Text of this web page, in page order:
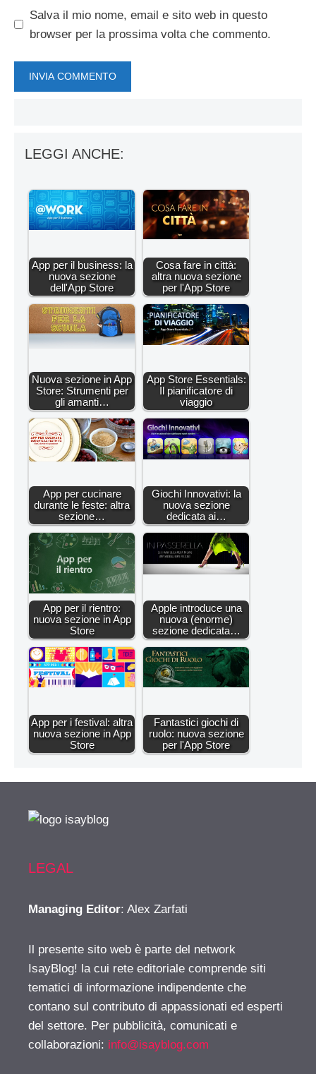
Salva il mio nome, email e sito web in questo
browser per la prossima volta che commento.
LEGGI ANCHE:
App per il business: la
nuova sezione
dell'App Store
Cosa fare in città:
altra nuova sezione
per l'App Store
Nuova sezione in App
Store: Strumenti per
gli amanti…
App Store Essentials:
Il pianificatore di
viaggio
App per cucinare
durante le feste: altra
sezione…
Giochi Innovativi: la
nuova sezione
dedicata ai…
App per il rientro:
nuova sezione in App
Store
Apple introduce una
nuova (enorme)
sezione dedicata…
App per i festival: altra
nuova sezione in App
Store
Fantastici giochi di
ruolo: nuova sezione
per l'App Store
LEGAL
Managing Editor: Alex Zarfati
Il presente sito web è parte del network
IsayBlog! la cui rete editoriale comprende siti
tematici di informazione indipendente che
contano sul contributo di appassionati ed esperti
del settore. Per pubblicità, comunicati e
collaborazioni: info@isayblog.com